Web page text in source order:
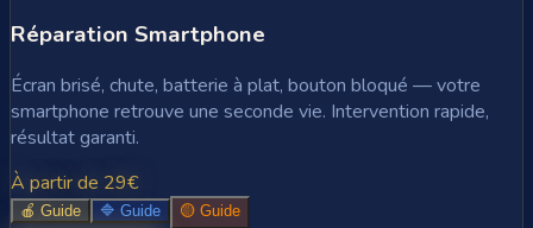
Réparation Smartphone
Écran brisé, chute, batterie à plat, bouton bloqué — votre
smartphone retrouve une seconde vie. Intervention rapide,
résultat garanti.
À partir de 29€
🍎 Guide 🔷 Guide
🟡 Guide